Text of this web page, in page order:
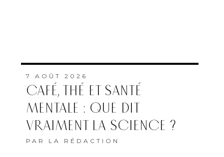
7 AOÛT 2026
CAFÉ, THÉ ET SANTÉ
MENTALE : QUE DIT
VRAIMENT LA SCIENCE ?
PAR LA RÉDACTION